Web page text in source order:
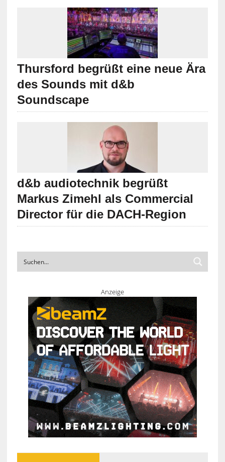
Thursford begrüßt eine neue Ära
des Sounds mit d&b
Soundscape
d&b audiotechnik begrüßt
Markus Zimehl als Commercial
Director für die DACH-Region
Anzeige